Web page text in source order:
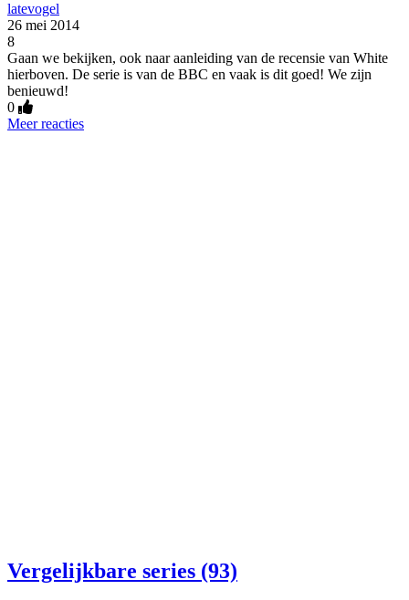
latevogel
26 mei 2014
8
Gaan we bekijken, ook naar aanleiding van de recensie van White
hierboven. De serie is van de BBC en vaak is dit goed! We zijn
benieuwd!
0
Meer reacties
Vergelijkbare series (93)